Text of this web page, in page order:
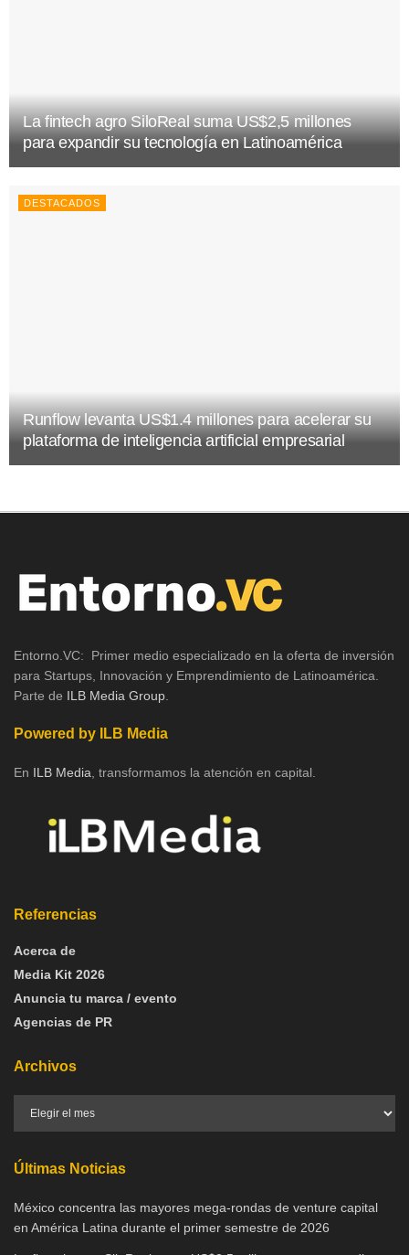
La fintech agro SiloReal suma US$2,5 millones
para expandir su tecnología en Latinoamérica
DESTACADOS
Runflow levanta US$1.4 millones para acelerar su
plataforma de inteligencia artificial empresarial
Entorno.VC: Primer medio especializado en la oferta de inversión
para Startups, Innovación y Emprendimiento de Latinoamérica.
Parte de ILB Media Group
Powered by ILB Media
En ILB Media , transformamos la atención en capital.
Referencias
Acerca de
Media Kit 2026
Anuncia tu marca / evento
Agencias de PR
Archivos
Últimas Noticias
México concentra las mayores mega-rondas de venture capital
en América Latina durante el primer semestre de 2026